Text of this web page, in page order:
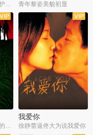
成龙洪金宝联手爆笑护美女 青年黎姿美貌初显
拯救即将被真菌腐蚀的世界
我爱你
徐静蕾逼佟大为说我爱你